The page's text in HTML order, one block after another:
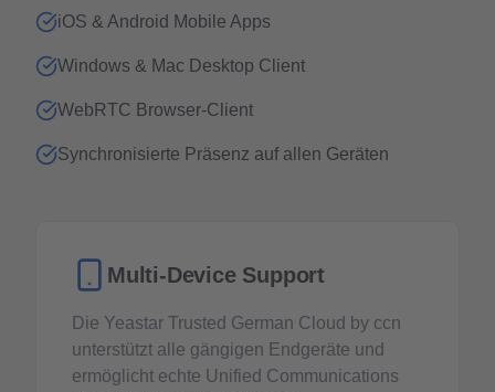
iOS & Android Mobile Apps
Windows & Mac Desktop Client
WebRTC Browser-Client
Synchronisierte Präsenz auf allen Geräten
Multi-Device Support
Die Yeastar Trusted German Cloud by ccn
unterstützt alle gängigen Endgeräte und
ermöglicht echte Unified Communications